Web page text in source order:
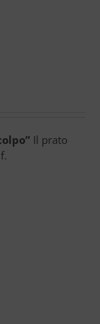
Il prato